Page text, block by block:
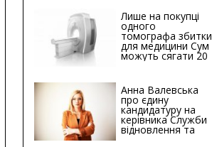
Лише на покупці
одного
томографа збитки
для медицини Сум
можуть сягати 20
мільйонів гривень
Анна Валевська
про єдину
кандидатуру на
керівника Служби
відновлення та
інфраструктури у